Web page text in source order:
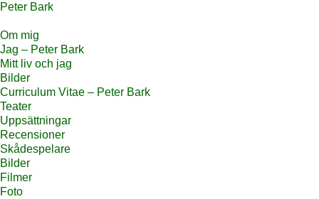
Peter Bark
Om mig
Jag – Peter Bark
Mitt liv och jag
Bilder
Curriculum Vitae – Peter Bark
Teater
Uppsättningar
Recensioner
Skådespelare
Bilder
Filmer
Foto